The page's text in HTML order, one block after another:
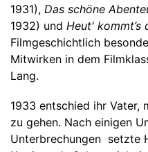
1931), Das schöne
1932) und Heut' kommt’s
Filmgeschichtlich
Mitwirken in dem
Lang.
1933 entschied ihr Vater,
zu gehen. Nach einigen
Unterbrechungen setzte